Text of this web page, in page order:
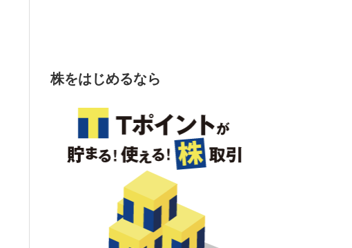
株をはじめるなら